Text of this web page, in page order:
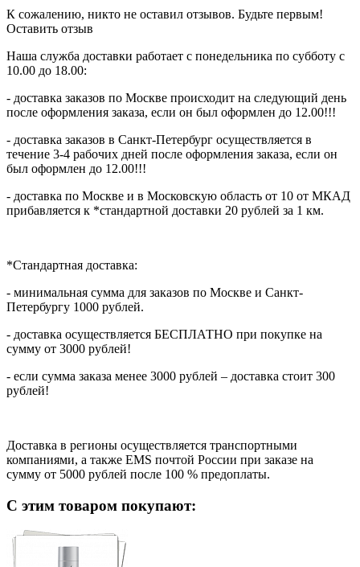
К сожалению, никто не оставил отзывов. Будьте первым!
Оставить отзыв
Наша служба доставки работает с понедельника по субботу с
10.00 до 18.00:
- доставка заказов по Москве происходит на следующий день
после оформления заказа, если он был оформлен до 12.00!!!
- доставка заказов в Санкт-Петербург осуществляется в
течение 3-4 рабочих дней после оформления заказа, если он
был оформлен до 12.00!!!
- доставка по Москве и в Московскую область от 10 от МКАД
прибавляется к *стандартной доставки 20 рублей за 1 км.
*Стандартная доставка:
- минимальная сумма для заказов по Москве и Санкт-
Петербургу 1000 рублей.
- доставка осуществляется БЕСПЛАТНО при покупке на
сумму от 3000 рублей!
- если сумма заказа менее 3000 рублей – доставка стоит 300
рублей!
Доставка в регионы осуществляется транспортными
компаниями, а также EMS почтой России при заказе на
сумму от 5000 рублей после 100 % предоплаты.
С этим товаром покупают: